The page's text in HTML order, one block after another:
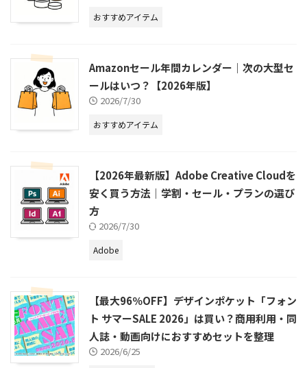
おすすめアイテム
Amazonセール年間カレンダー｜次の大型セ
ールはいつ？【2026年版】
2026/7/30
おすすめアイテム
【2026年最新版】Adobe Creative Cloudを
安く買う方法｜学割・セール・プランの選び
方
2026/7/30
Adobe
【最大96％OFF】デザインポケット「フォン
ト サマーSALE 2026」は買い？商用利用・同
人誌・動画向けにおすすめセットを整理
2026/6/25